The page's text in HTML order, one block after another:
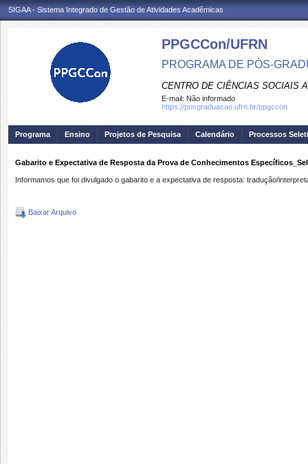
SIGAA - Sistema Integrado de Gestão de Atividades Acadêmicas
PPGCCon/UFRN
PROGRAMA DE PÓS-
CENTRO DE CIÊNCIAS SOCIAIS
E-mail: Não informado
https://posgraduacao.ufrn.br/ppgccon
Programa Ensino Projetos de Pesquisa Calendário Processos
Gabarito e Expectativa de Resposta da Prova de Conhecimentos
Informamos que foi divulgado o gabarito e a expectativa de resposta: tradução/
Baixar Arquivo